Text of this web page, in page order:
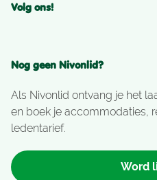
Volg ons!
Nog geen Nivonlid?
Als Nivonlid ontvang je het
en boek je accommodaties,
ledentarief.
Word